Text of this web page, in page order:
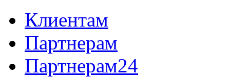
Клиентам
Партнерам
Партнерам24